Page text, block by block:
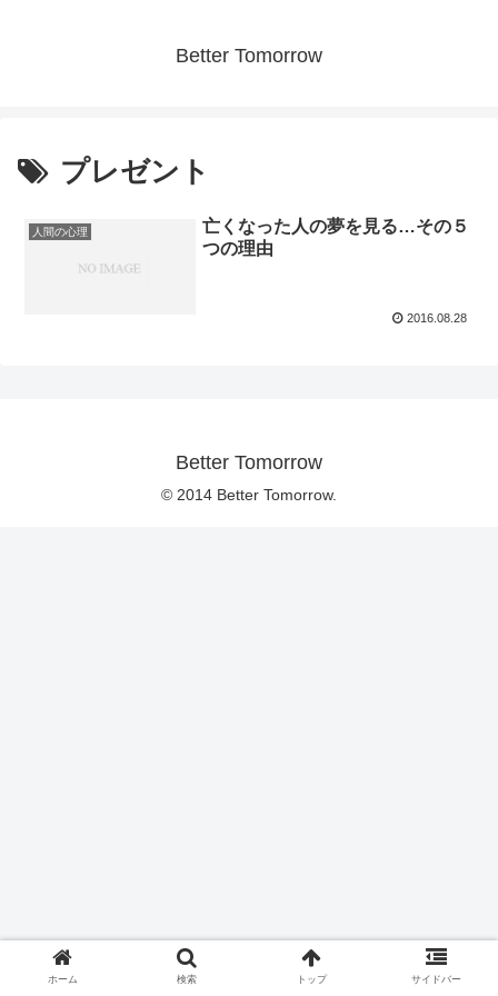
Better Tomorrow
プレゼント
人間の心理
亡くなった人の夢を見る…その５
つの理由
2016.08.28
Better Tomorrow
© 2014 Better Tomorrow.
ホーム 検索 トップ サイドバー